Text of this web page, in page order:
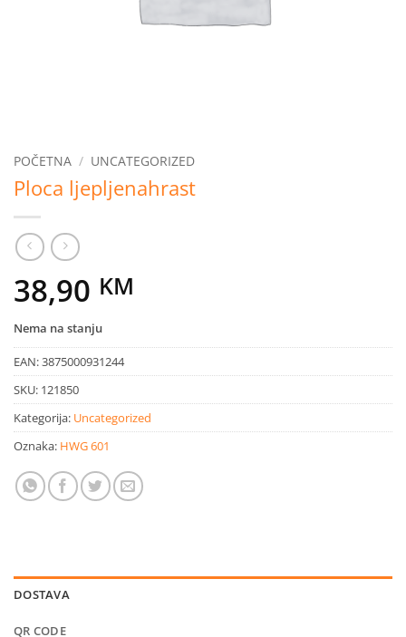
POČETNA / UNCATEGORIZED
Ploca ljepljenahrast
38,90 KM
Nema na stanju
EAN:3875000931244
SKU: 121850
Kategorija: Uncategorized
Oznaka: HWG 601
DOSTAVA
QR CODE